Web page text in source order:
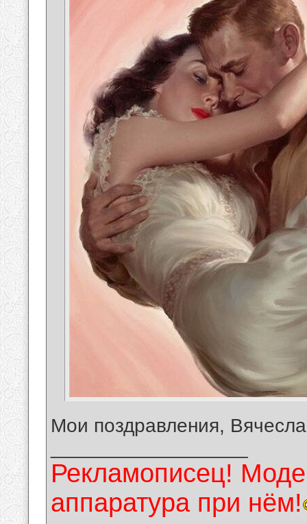
Мои поздравления,
Рекламописец!
аппаратура при нём!